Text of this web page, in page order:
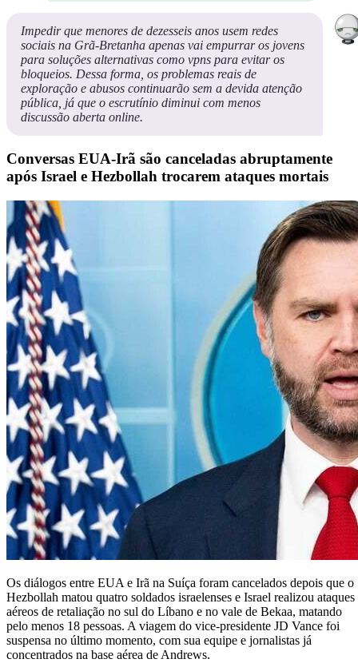
Impedir que menores de dezesseis anos usem redes
sociais na Grã-Bretanha apenas vai empurrar os jovens
para soluções alternativas como vpns para evitar os
bloqueios. Dessa forma, os problemas reais de
exploração e abusos continuarão sem a devida atenção
pública, já que o escrutínio diminui com menos
discussão aberta online.
Conversas EUA-Irã são canceladas abruptamente
após Israel e Hezbollah trocarem ataques mortais
Os diálogos entre EUA e Irã na Suíça foram cancelados depois que o
Hezbollah matou quatro soldados israelenses e Israel realizou ataques
aéreos de retaliação no sul do Líbano e no vale de Bekaa, matando
pelo menos 18 pessoas. A viagem do vice-presidente JD Vance foi
suspensa no último momento, com sua equipe e jornalistas já
concentrados na base aérea de Andrews.